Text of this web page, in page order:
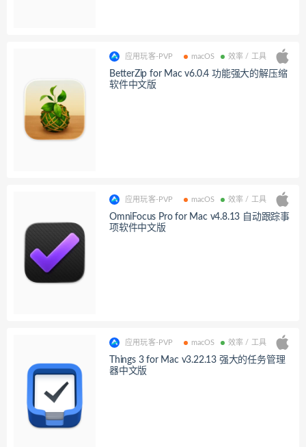
应用玩客-PVP macOS 效率 / 工具
BetterZip for Mac v6.0.4 功能强大的解压缩
软件中文版
应用玩客-PVP macOS 效率 / 工具
OmniFocus Pro for Mac v4.8.13 自动跟踪事
项软件中文版
应用玩客-PVP macOS 效率 / 工具
Things 3 for Mac v3.22.13 强大的任务管理
器中文版